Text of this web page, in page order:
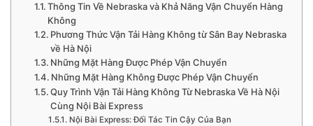
Thông Tin Về Nebraska và Khả Năng Vận Chuyển Hàng
Không
Phương Thức Vận Tải Hàng Không từ Sân Bay Nebraska
về Hà Nội
Những Mặt Hàng Được Phép Vận Chuyển
Những Mặt Hàng Không Được Phép Vận Chuyển
Quy Trình Vận Tải Hàng Không Từ Nebraska Về Hà Nội
Cùng Nội Bài Express
Nội Bài Express: Đối Tác Tin Cậy Của Bạn